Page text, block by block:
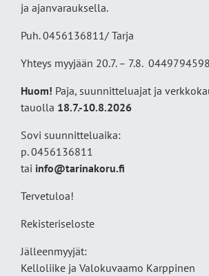
ja ajanvarauksella.
Puh. 0456136811/ Tarja
Yhteys myyjään 20.7. – 7.8.
Huom! Paja, suunnitteluajat ja
tauolla 18.7.-10.8.2026
Sovi suunnitteluaika:
p. 0456136811
tai info@tarinakoru.fi
Tervetuloa!
Rekisteriseloste
Jälleenmyyjät:
Kelloliike ja Valokuvaamo Karppinen